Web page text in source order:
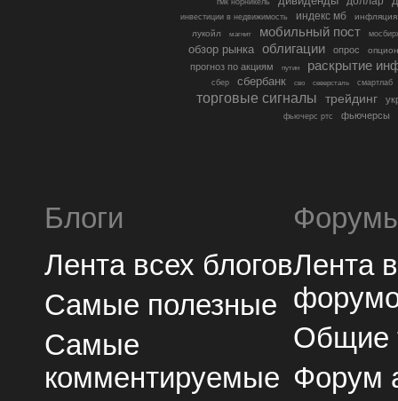
гмк норникель
инвестиции в недвижимость индекс мб
инфляция
лукойл
магнит мобильный пост
обзор рынка облигации опрос
прогноз по акциям путин раскрытие
сбер сбербанк сво северсталь смартлаб
торговые сигналы трейдинг
фьючерс ртс фьючерсы
Блоги
Лента всех блогов
Самые полезные
Самые
комментируемые
Лента
Общие
Форум